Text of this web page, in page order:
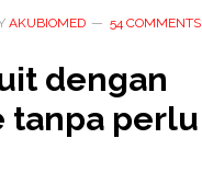
AKUBIOMED 54 COMMENTS
dengan
tanpa perlu